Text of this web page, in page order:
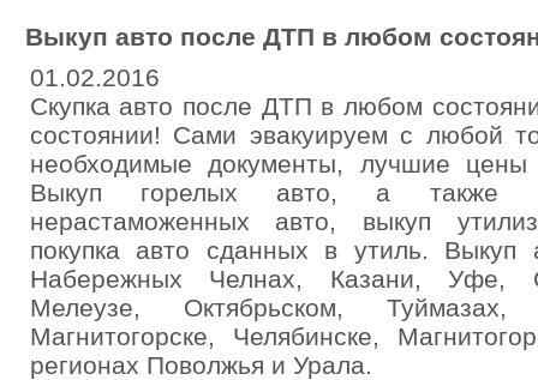
Выкуп авто после ДТП в любом
01.02.2016
Скупка авто после ДТП в любом
состоянии! Сами эвакуируем с любой
необходимые документы, лучшие
Выкуп горелых авто, а также
нерастаможенных авто, выкуп
покупка авто сданных в утиль.
Набережных Челнах, Казани, Уфе,
Мелеузе, Октябрьском,
Магнитогорске, Челябинске,
регионах Поволжья и Урала.